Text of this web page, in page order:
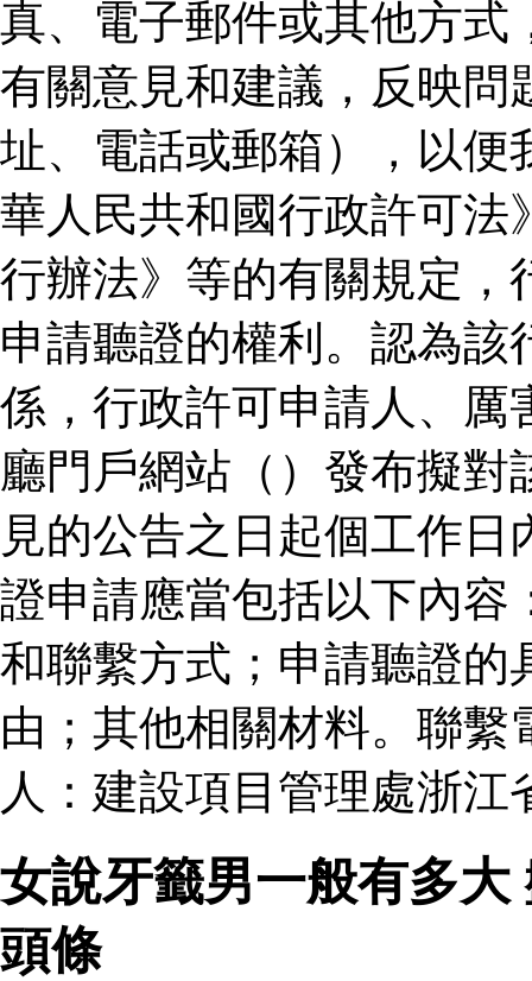
真、電子郵件或其他方式
有關意見和建議，反映問
址、電話或郵箱），以便
華人民共和國行政許可法
行辦法》等的有關規定，
申請聽證的權利。認為
係，行政許可申請人、厲
廳門戶網站（）發布擬
見的公告之日起個工作
證申請應當包括以下內容
和聯繫方式；申請聽證的
由；其他相關材料。聯
人：建設項目管理處浙
女說牙籤男一般有多
頭條